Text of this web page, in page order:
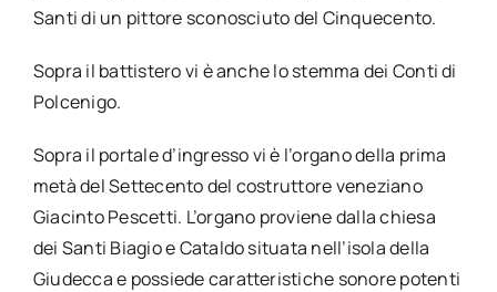
Santi di un pittore sconosciuto del Cinquecento.
Sopra il battistero vi è anche lo stemma dei Conti di
Polcenigo.
Sopra il portale d’ingresso vi è l’organo della prima
metà del Settecento del costruttore veneziano
Giacinto Pescetti. L’organo proviene dalla chiesa
dei Santi Biagio e Cataldo situata nell’isola della
Giudecca e possiede caratteristiche sonore potenti